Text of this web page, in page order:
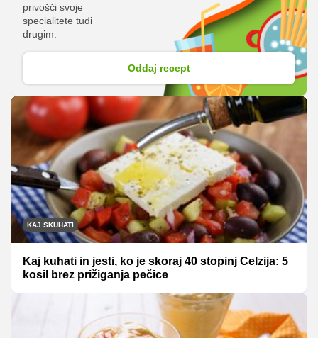
privošči svoje
specialitete tudi
drugim.
Oddaj recept
KAJ SKUHATI
Kaj kuhati in jesti, ko je skoraj 40 stopinj Celzija: 5
kosil brez prižiganja pečice